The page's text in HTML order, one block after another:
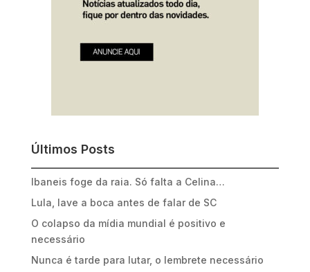
Últimos Posts
Ibaneis foge da raia. Só falta a Celina…
Lula, lave a boca antes de falar de SC
O colapso da mídia mundial é positivo e
necessário
Nunca é tarde para lutar, o lembrete necessário